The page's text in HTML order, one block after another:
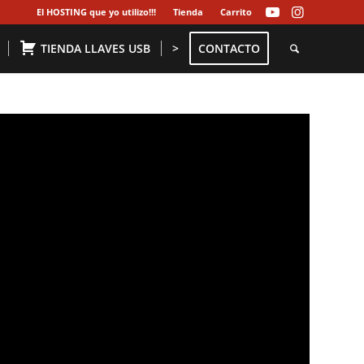
El HOSTING que yo utilizo!!! Tienda Carrito
TIENDA LLAVES USB > CONTACTO